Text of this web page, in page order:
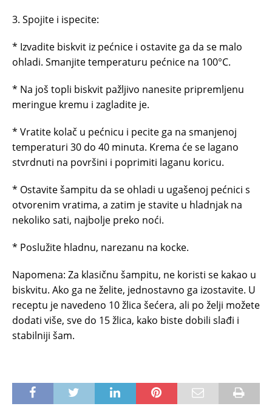
3. Spojite i ispecite:
* Izvadite biskvit iz pećnice i ostavite ga da se malo
ohladi. Smanjite temperaturu pećnice na 100°C.
* Na još topli biskvit pažljivo nanesite pripremljenu
meringue kremu i zagladite je.
* Vratite kolač u pećnicu i pecite ga na smanjenoj
temperaturi 30 do 40 minuta. Krema će se lagano
stvrdnuti na površini i poprimiti laganu koricu.
* Ostavite šampitu da se ohladi u ugašenoj pećnici s
otvorenim vratima, a zatim je stavite u hladnjak na
nekoliko sati, najbolje preko noći.
* Poslužite hladnu, narezanu na kocke.
Napomena: Za klasičnu šampitu, ne koristi se kakao u
biskvitu. Ako ga ne želite, jednostavno ga izostavite. U
receptu je navedeno 10 žlica šećera, ali po želji možete
dodati više, sve do 15 žlica, kako biste dobili slađi i
stabilniji šam.